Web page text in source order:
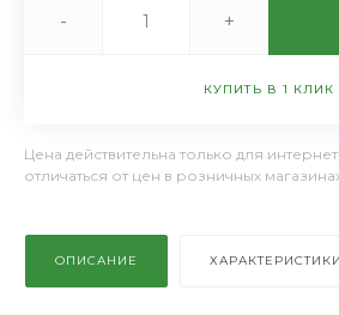
- +
КУПИТЬ В 1 КЛИК
Цена действительна только для
отличаться от цен в розничных
ОПИСАНИЕ ХАРАКТЕРИСТИКИ